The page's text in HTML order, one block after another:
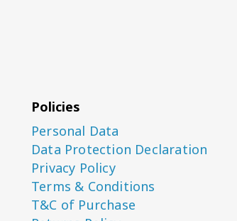
Policies
Personal Data
Data Protection Declaration
Privacy Policy
Terms & Conditions
T&C of Purchase